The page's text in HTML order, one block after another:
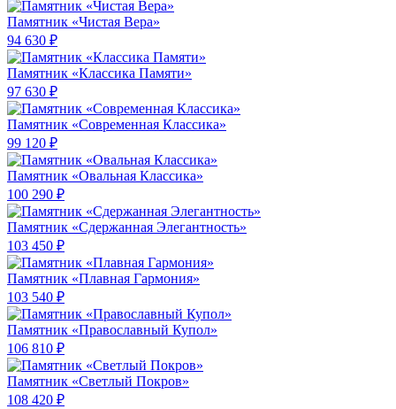
Памятник «Чистая Вера»
94 630 ₽
Памятник «Классика Памяти»
97 630 ₽
Памятник «Современная Классика»
99 120 ₽
Памятник «Овальная Классика»
100 290 ₽
Памятник «Сдержанная Элегантность»
103 450 ₽
Памятник «Плавная Гармония»
103 540 ₽
Памятник «Православный Купол»
106 810 ₽
Памятник «Светлый Покров»
108 420 ₽